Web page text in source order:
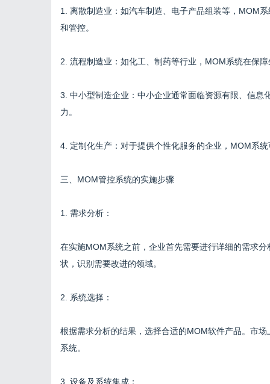
1. 离散制造业：如汽车制造、电子产品组装等，MOM
和管控。
2. 流程制造业：如化工、制药等行业，MOM系统在保
3. 中小型制造企业：中小企业通常面临资源有限、信
力。
4. 定制化生产：对于提供个性化服务的企业，MOM系
三、MOM管控系统的实施步骤
1. 需求分析：
在实施MOM系统之前，企业首先需要进行详细的需求
状，识别需要改进的领域。
2. 系统选择：
根据需求分析的结果，选择合适的MOM软件产品。市
系统。
3. 设备及系统集成：